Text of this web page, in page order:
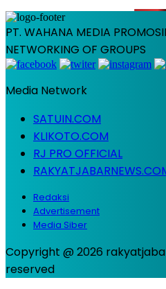
PT. WAHANA MEDIA
NETWORKING OF GROUPS
Media Network
SATUIN.COM
KLIKOTO.COM
RJ PRO OFFICIAL
Redaksi
Advertisement
Media Siber
Copyright @ 2026
reserved